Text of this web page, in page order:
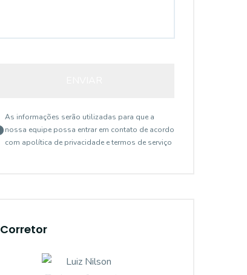
As informações serão utilizadas para que a
nossa equipe possa entrar em contato de acordo
com apolítica de privacidade e termos de serviço
Corretor